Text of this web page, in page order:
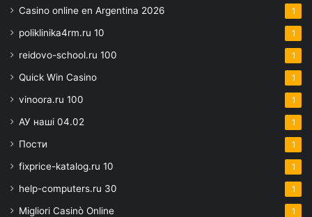
Casino online en Argentina 2026 1
poliklinika4rm.ru 10 1
reidovo-school.ru 100 1
Quick Win Casino 1
vinoora.ru 100 1
АУ наші 04.02 1
Пости 1
fixprice-katalog.ru 10 1
help-computers.ru 30 1
Migliori Casinò Online 1